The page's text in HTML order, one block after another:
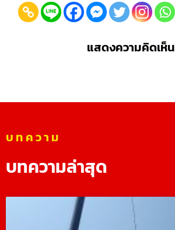
แสดงความคิดเห็น
บทความ
บทความล่าสุด